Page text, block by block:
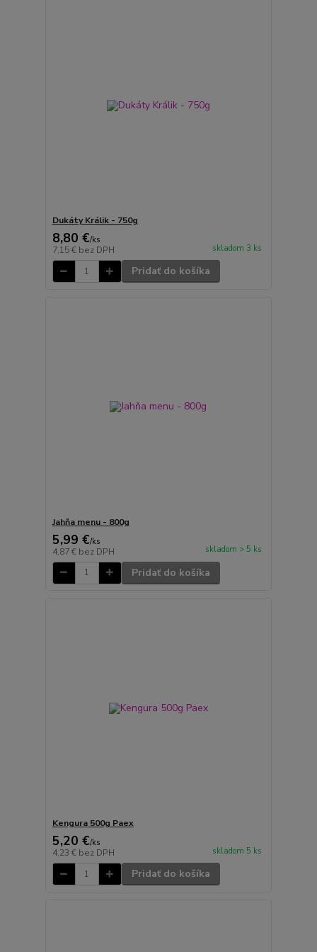
Dukáty Králik - 750g
8,80 €/ks
7,15 € bez DPH skladom 3 ks
Pridať do košíka
Jahňa menu - 800g
5,99 €/ks
4,87 € bez DPH skladom > 5 ks
Pridať do košíka
Kengura 500g Paex
5,20 €/ks
4,23 € bez DPH skladom 5 ks
Pridať do košíka